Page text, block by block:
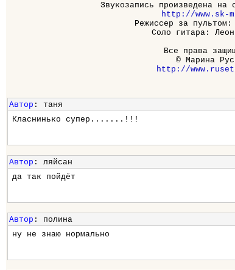
http://www.sk-
Режиссер за пультом:
Соло гитара:
Все права
http://
Автор : таня
Класнинько супер.......!!!
Автор : ляйсан
да так пойдёт
Автор : полина
ну не знаю нормально